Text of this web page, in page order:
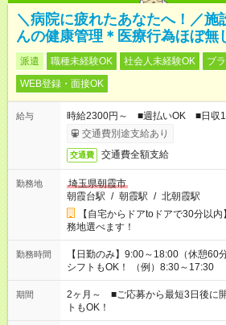
＼病院に疲れたあなたへ！／施
んの健康管理＊医療行為ほぼ無
派遣 職種未経験OK 社会人未経験OK
ブ
WEB登録・面接OK
給与
時給2300円～ ■週払いOK ■日収1
交通費別途支給あり
交通費 交通費全額支給
勤務地
埼玉県朝霞市
朝霞台駅 / 朝霞駅 / 北朝霞駅
【自宅からドアtoドアで30分以
務地選べます！
勤務時間
【日勤のみ】9:00～18:00（休憩60分） ■ご希望があればそ
シフトもOK！ （例）8:30～
「家族とお休みを合わせたい」 「
など、あなたのご希望に沿ったお仕事
ーク希望の方へ 今ご覧のお仕事で
のお仕事の勤務時間。 合計で週40
期間
2ヶ月～ ■ご応募から最短3日後に
トもOK！